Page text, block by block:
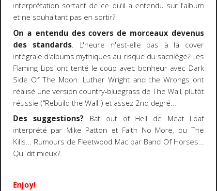
interprétation sortant de ce qu'il a entendu sur l'album
et ne souhaitant pas en sortir?
On a entendu des covers de morceaux devenus
des standards. L'heure n'est-elle pas à la cover
intégrale d'albums mythiques au risque du sacrilège? Les
Flaming Lips ont tenté le coup avec bonheur avec Dark
Side Of The Moon. Luther Wright and the Wrongs ont
réalisé une version country-bluegrass de The Wall, plutôt
réussie ("Rebuild the Wall") et assez 2nd degré...
Des suggestions? Bat out of Hell de Meat Loaf
interprété par Mike Patton et Faith No More, ou The
Kills... Rumours de Fleetwood Mac par Band Of Horses...
Qui dit mieux?
Enjoy!